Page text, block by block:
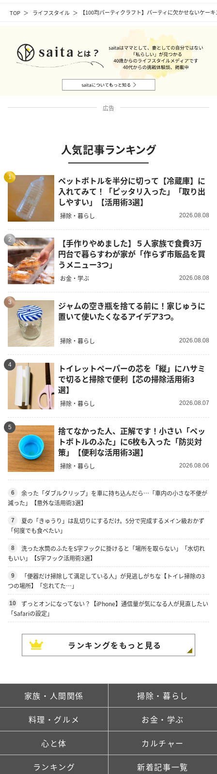
TOP ライフスタイル 【100均パーティクラフト】パーティに欠かせないケー
広告
人気記事ランキング
1
ペットボトルを半分に切って【冷蔵庫】に
入れてみて！「ピッタリ入った」「取り出
しやすい」【活用術3選】
掃除・暮らし 2026.08.08
2
【手作りやめました】５人家族で食費3万
円台で暮らすわが家が「作らず市販品を買
うメニュー3つ」
お金・学ぶ 2026.08.08
3
ジャムの空き瓶を捨てる前に！家じゅうに
置いて使いたくなるアイデア3つ。
掃除・暮らし 2026.08.08
4
トイレットペーパーの芯を「縦」にハサミ
で切ると掃除で便利【芯の掃除活用術3
選】
掃除・暮らし 2026.08.07
5
捨てなかった人、正解です！小さい「ペッ
トボトルのふた」に6枚も入った「防災対
策」【便利な活用術3選】
掃除・暮らし 2026.08.06
6
余った「ダブルクリップ」を車に持ち込んだら…「車内の小さな不便が
減った」【意外な活用術3選】
7
夏の「きゅうり」は乱切りにするだけ。5分で完成するメイン級おかず
「何度でも食べたい」
8
洗った水筒のふたをS字フックに掛けると「場所を取らない」「水切れ
もいい」【S字フック活用術3選】
9
「便器だけ掃除して満足している人」が見逃しがちな【トイレ掃除の3
つの場所】「忘れてた…」
10
ずっとオンになってない？【iPhone】通信量が気になる人が見直したい
「Safariの設定」
ランキングをもっと見る
家族・人間関係 掃除・暮らし
料理・グルメ お金・学ぶ
心と体 カルチャー
ランキング 新着記事一覧